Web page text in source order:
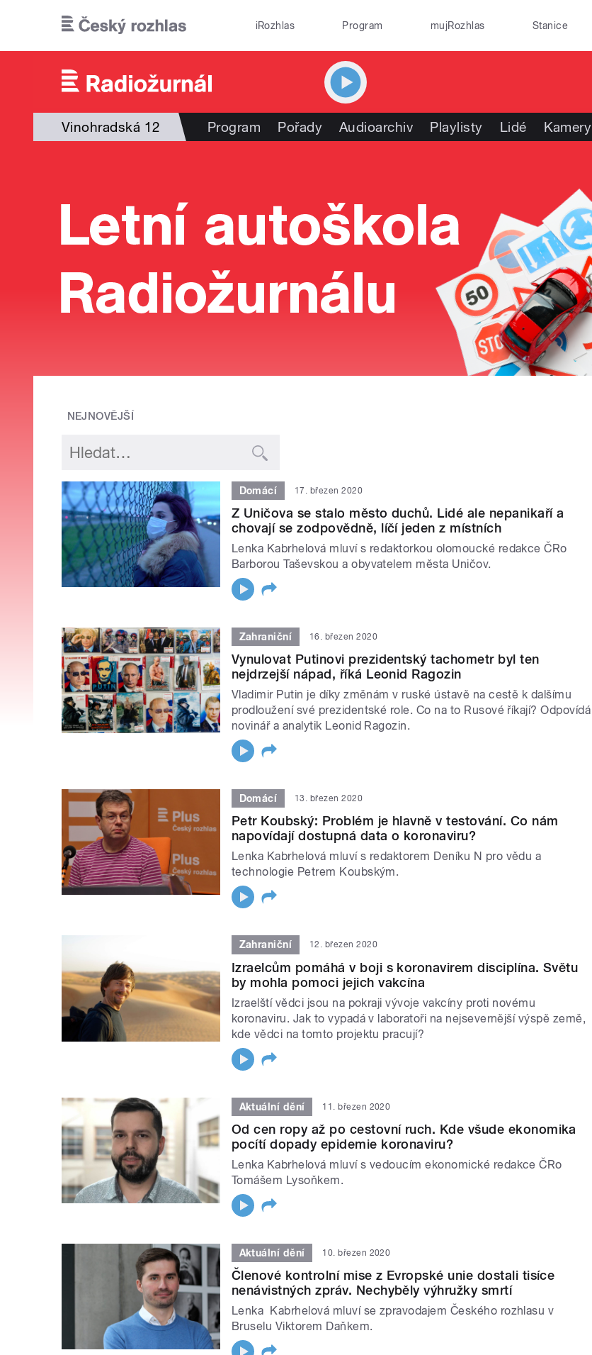
iRozhlas Program mujRozhlas Stanice
Vinohradská 12 Program Pořady Audioarchiv Playlisty Lidé Kamery
NEJNOVĚJŠÍ
Domácí 17. březen 2020
Z Uničova se stalo město duchů. Lidé ale nepanikaří a
chovají se zodpovědně, líčí jeden z místních
Lenka Kabrhelová mluví s redaktorkou olomoucké redakce ČRo
Barborou Taševskou a obyvatelem města Uničov.
Zahraniční 16. březen 2020
Vynulovat Putinovi prezidentský tachometr byl ten
nejdrzejší nápad, říká Leonid Ragozin
Vladimir Putin je díky změnám v ruské ústavě na cestě k dalšímu
prodloužení své prezidentské role. Co na to Rusové říkají? Odpovídá
novinář a analytik Leonid Ragozin.
Domácí 13. březen 2020
Petr Koubský: Problém je hlavně v testování. Co nám
napovídají dostupná data o koronaviru?
Lenka Kabrhelová mluví s redaktorem Deníku N pro vědu a
technologie Petrem Koubským.
Zahraniční 12. březen 2020
Izraelcům pomáhá v boji s koronavirem disciplína. Světu
by mohla pomoci jejich vakcína
Izraelští vědci jsou na pokraji vývoje vakcíny proti novému
koronaviru. Jak to vypadá v laboratoři na nejsevernější výspě země,
kde vědci na tomto projektu pracují?
Aktuální dění 11. březen 2020
Od cen ropy až po cestovní ruch. Kde všude ekonomika
pocítí dopady epidemie koronaviru?
Lenka Kabrhelová mluví s vedoucím ekonomické redakce ČRo
Tomášem Lysoňkem.
Aktuální dění 10. březen 2020
Členové kontrolní mise z Evropské unie dostali tisíce
nenávistných zpráv. Nechyběly výhružky smrtí
Lenka Kabrhelová mluví se zpravodajem Českého rozhlasu v
Bruselu Viktorem Daňkem.